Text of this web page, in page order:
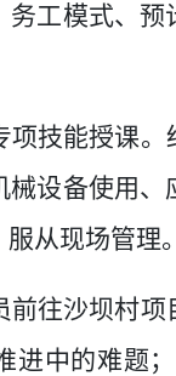
工模式、
项技能授课
设备使用
从现场管理。
往沙坝村
进中的难题